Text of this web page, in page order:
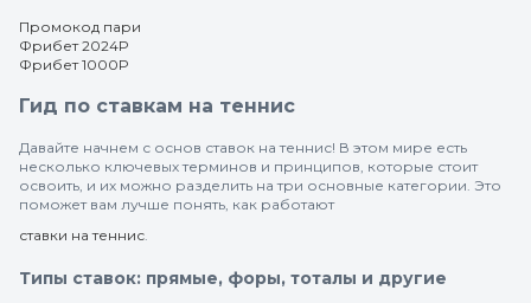
Промокод пари
Фрибет 2024Р
Фрибет 1000Р
Гид по ставкам на теннис
Давайте начнем с основ ставок на теннис! В этом мире есть
несколько ключевых терминов и принципов, которые стоит
освоить, и их можно разделить на три основные категории. Это
поможет вам лучше понять, как работают
ставки на теннис.
Типы ставок: прямые, форы, тоталы и другие